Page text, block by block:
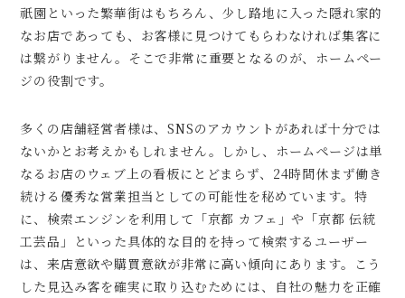
祇園といった繁華街はもちろん、少し路地に入った隠れ家的
なお店であっても、お客様に見つけてもらわなければ集客に
は繋がりません。そこで非常に重要となるのが、ホームペー
ジの役割です。
多くの店舗経営者様は、SNSのアカウントがあれば十分では
ないかとお考えかもしれません。しかし、ホームページは単
なるお店のウェブ上の看板にとどまらず、24時間休まず働き
続ける優秀な営業担当としての可能性を秘めています。特
に、検索エンジンを利用して「京都 カフェ」や「京都 伝統
工芸品」といった具体的な目的を持って検索するユーザー
は、来店意欲や購買意欲が非常に高い傾向にあります。こう
した見込み客を確実に取り込むためには、自社の魅力を正確